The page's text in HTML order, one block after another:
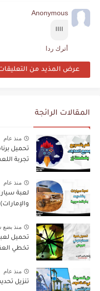
Anonymous
اااا
أترك ردا
عرض المذيد من
المقالات الرائجة
منذ عام
تحميل
تجربة
منذ عام
لعبة
والإمارات)
منذ بضع
تخطي
منذ عام
تنزيل تحديث ببجي 3.3